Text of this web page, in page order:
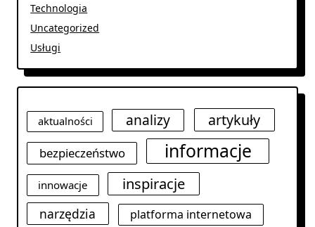
Technologia
Uncategorized
Usługi
aktualności analizy artykuły
bezpieczeństwo informacje
innowacje inspiracje
narzędzia
platforma internetowa